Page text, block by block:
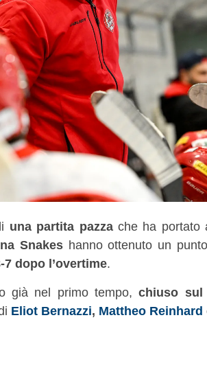
una partita pazzache ha portato
Snakeshanno ottenuto un
7 dopo l’overtime.
già nel primo tempo,chiuso sul
Eliot Bernazzi, Mattheo Reinhard